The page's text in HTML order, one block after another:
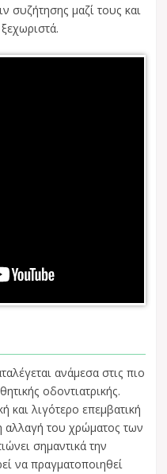
συζήτησης μαζί τους και
ανάμεσα στις πιο
οδοντιατρικής.
και λιγότερο επεμβατική
του χρώματος των
σημαντικά την
να πραγματοποιηθεί